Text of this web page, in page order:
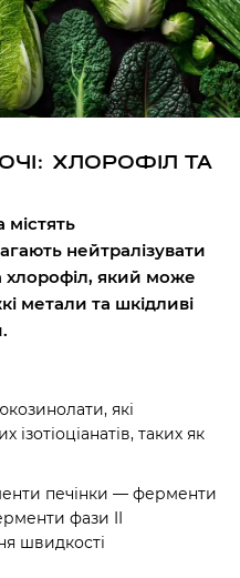
ХЛОРОФІЛ ТА
нейтралізувати
хлорофіл, який може
метали та шкідливі
які
ізотіоціанатів, таких як
печінки — ферменти
фази II
швидкості